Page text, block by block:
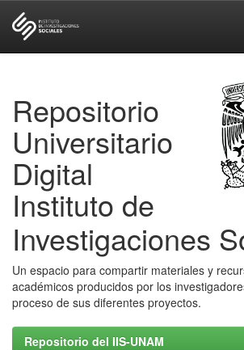
Repositorio
Universitario
Digital
Instituto de
Investigaciones
Un espacio para compartir materiales y
académicos producidos por los
proceso de sus diferentes proyectos.
Repositorio del IIS-UNAM